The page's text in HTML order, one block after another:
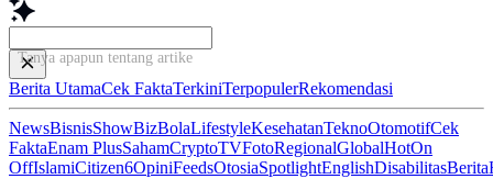
Tanya apapun tentang artikel ini...
Berita UtamaCek FaktaTerkiniTerpopulerRekomendasi
NewsBisnisShowBizBolaLifestyleKesehatanTeknoOtomotifCek
FaktaEnam PlusSahamCryptoTVFotoRegionalGlobalHotOn
OffIslamiCitizen6OpiniFeedsOtosiaSpotlightEnglishDisabilitasBerita